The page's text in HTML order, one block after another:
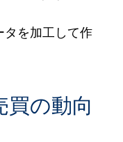
タを加工して作
買の動向